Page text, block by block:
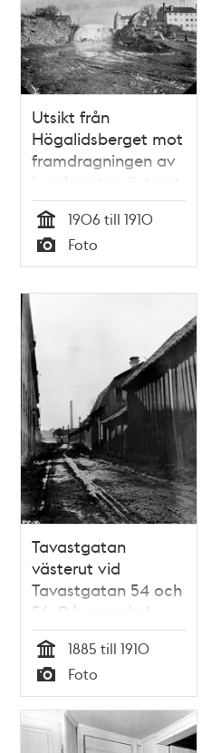
Utsikt från
Högalidsberget mot
framdragningen av
Lundagatan österut
genom
Skinnarviksberget.
T.h. kv. Sparren. I
fonden Lundagatan
41/ Ansgariegatan 1,
Kaninen Mindre, nu
Gnejsen
Tid
1906 till 1910
Typ
Foto
Tavastgatan
västerut vid
Tavastgatan 54 och
56. Dåvarande kv.
Harhuvudet Större.
Nu kv. Leporiden
ungefär vid
Bysistäppan söder
om Gamla
Lundagatan
Tid
1885 till 1910
Typ
Foto